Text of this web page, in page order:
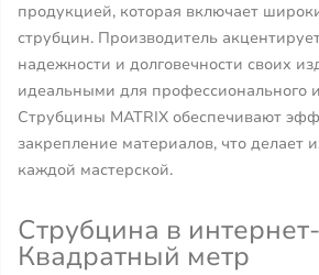
продукцией, которая включает
струбцин. Производитель
надежности и долговечности своих
идеальными для профессионального
Струбцины MATRIX обеспечивают
закрепление материалов, что делает
каждой мастерской.
Струбцина в
Квадратный метр